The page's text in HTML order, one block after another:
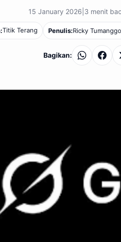
15 January 2026 3 menit
Titik Terang Penulis:Ricky
Bagikan: WhatsApp